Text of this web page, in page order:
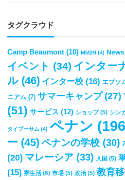
タグクラウド
Camp Beaumont (10) MM2H (4) News
イベント (34) インター
ル (46) インター校 (16) エプソ
ニアム (7) サマーキャンプ(27)
(51) サービス (12) ショップ(5) シン
タイプーサム (4) ペナン
ー (45)ペナンの学校 (30)
(20) マレーシア (33) 入国 (5)
(15) 寮生活 (6) 市場 (5) 政治(5) 教育